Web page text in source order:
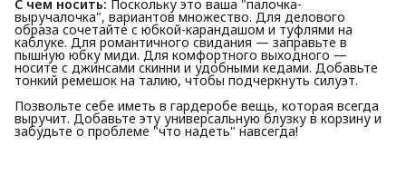
С чем носить: Поскольку это ваша "палочка-
выручалочка", вариантов множество. Для делового
образа сочетайте с юбкой-карандашом и туфлями на
каблуке. Для романтичного свидания — заправьте в
пышную юбку миди. Для комфортного выходного —
носите с джинсами скинни и удобными кедами. Добавьте
тонкий ремешок на талию, чтобы подчеркнуть силуэт.
Позвольте себе иметь в гардеробе вещь, которая всегда
выручит. Добавьте эту универсальную блузку в корзину и
забудьте о проблеме "что надеть" навсегда!